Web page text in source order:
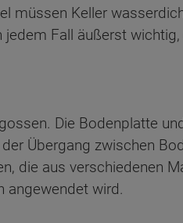
müssen Keller
Fall äußerst
Die Bodenplatte
Übergang zwischen
die aus verschiedenen
angewendet wird.